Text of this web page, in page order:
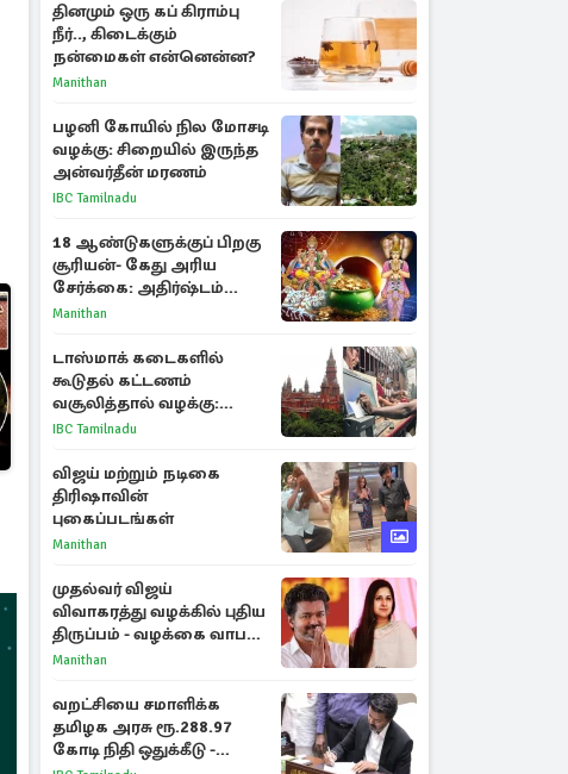
தினமும் ஒரு கப் கிராம்பு
நீர்.., கிடைக்கும்
நன்மைகள் என்னென்ன?
Manithan
பழனி கோயில் நில மோசடி
வழக்கு: சிறையில் இருந்த
அன்வர்தீன் மரணம்
IBC Tamilnadu
18 ஆண்டுகளுக்குப் பிறகு
சூரியன்- கேது அரிய
சேர்க்கை: அதிர்ஷ்டம்
பெறும் 3 ராசிகள்!
Manithan
டாஸ்மாக் கடைகளில்
கூடுதல் கட்டணம்
வசூலித்தால் வழக்கு:
சென்னை உயர்நீதிமன்றம்
IBC Tamilnadu
விஜய் மற்றும் நடிகை
திரிஷாவின்
புகைப்படங்கள்
Manithan
முதல்வர் விஜய்
விவாகரத்து வழக்கில் புதிய
திருப்பம் - வழக்கை வாபஸ்
பெற்ற சங்கீதா!
Manithan
வறட்சியை சமாளிக்க
தமிழக அரசு ரூ.288.97
கோடி நிதி ஒதுக்கீடு -